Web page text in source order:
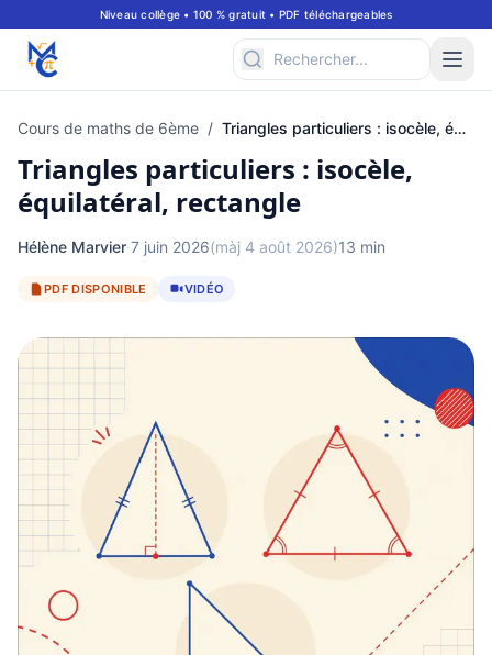
Niveau collège • 100 % gratuit • PDF téléchargeables
Cours de maths de 6ème / Triangles particuliers : isocèle, équilatéral, rectangle
Triangles particuliers : isocèle,
équilatéral, rectangle
Hélène Marvier·7 juin 2026(màj 4 août 2026)13 min
PDF DISPONIBLE VIDÉO